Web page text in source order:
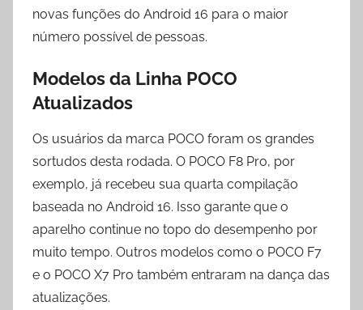
novas funções do Android 16 para o maior
número possível de pessoas.
Modelos da Linha POCO
Atualizados
Os usuários da marca POCO foram os grandes
sortudos desta rodada. O POCO F8 Pro, por
exemplo, já recebeu sua quarta compilação
baseada no Android 16. Isso garante que o
aparelho continue no topo do desempenho por
muito tempo. Outros modelos como o POCO F7
e o POCO X7 Pro também entraram na dança das
atualizações.